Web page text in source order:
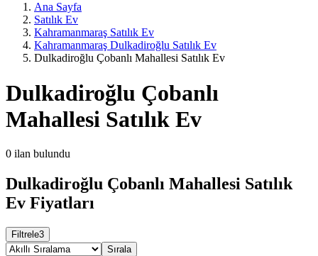
Ana Sayfa
Satılık Ev
Kahramanmaraş Satılık Ev
Kahramanmaraş Dulkadiroğlu Satılık Ev
Dulkadiroğlu Çobanlı Mahallesi Satılık Ev
Dulkadiroğlu Çobanlı
Mahallesi Satılık Ev
0 ilan bulundu
Dulkadiroğlu Çobanlı Mahallesi Satılık
Ev Fiyatları
Filtrele3
Sırala